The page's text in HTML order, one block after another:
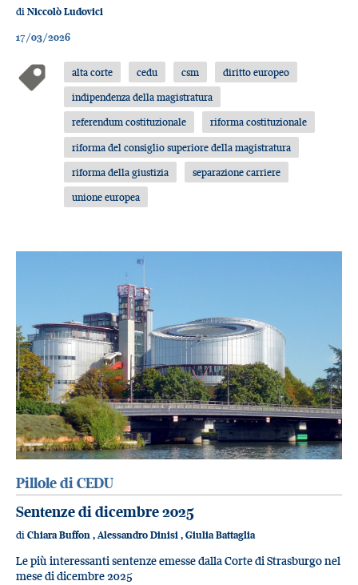
di Niccolò Ludovici
17/03/2026
alta corte cedu csm
diritto europeo
indipendenza della magistratura
referendum costituzionale
riforma costituzionale
riforma del consiglio superiore della magistratura
riforma della giustizia
separazione carriere
unione europea
Pillole di CEDU
Sentenze di dicembre 2025
di Chiara Buffon , Alessandro Dinisi , Giulia Battaglia
Le più interessanti sentenze emesse dalla Corte di Strasburgo nel
mese di dicembre 2025